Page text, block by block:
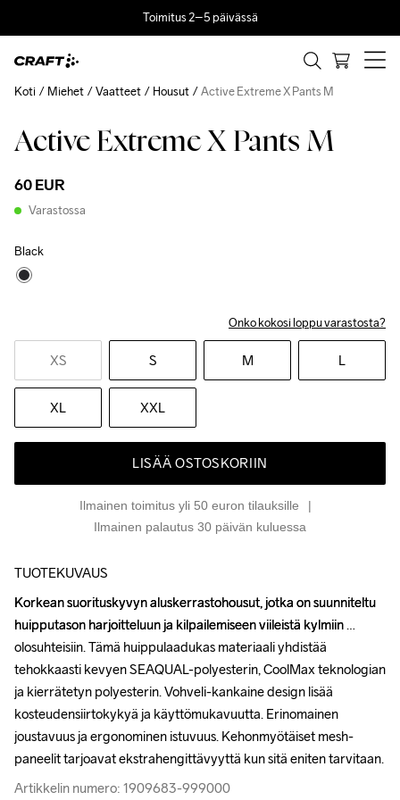
Toimitus 2–5 päivässä
Active Extreme X Pants M
60 EUR
Varastossa
Black
Onko kokosi loppu varastosta?
XS S M L
XL XXL
LISÄÄ OSTOSKORIIN
Ilmainen toimitus yli 50 euron tilauksille
Ilmainen palautus 30 päivän kuluessa
Koti Miehet Vaatteet Housut Active Extreme X Pants M
Recycled
TUOTEKUVAUS
Korkean suorituskyvyn aluskerrastohousut, jotka on suunniteltu
huipputason harjoitteluun ja kilpailemiseen viileistä kylmiin
olosuhteisiin. Tämä huippulaadukas materiaali yhdistää
tehokkaasti kevyen SEAQUAL-polyesterin, CoolMax teknologian
ja kierrätetyn polyesterin. Vohveli-kankaine design lisää
kosteudensiirtokykyä ja käyttömukavuutta. Erinomainen
joustavuus ja ergonominen istuvuus. Kehonmyötäiset mesh-
paneelit tarjoavat ekstrahengittävyyttä kun sitä eniten tarvitaan.
Artikkelin numero: 1909683-999000
Korkean suorituskyvyn aluskerrastohousut, jotka on suunniteltu
huipputason harjoitteluun ja kilpailemiseen viileistä kylmiin
olosuhteisiin. Tämä huippulaadukas materiaali yhdistää
tehokkaasti kevyen SEAQUAL-polyesterin, CoolMax teknologian
ja kierrätetyn polyesterin. Vohveli-kankaine design lisää
kosteudensiirtokykyä ja käyttömukavuutta. Erinomainen
joustavuus ja ergonominen istuvuus. Kehonmyötäiset mesh-
paneelit tarjoavat ekstrahengittävyyttä kun sitä eniten tarvitaan.
Artikkelin numero: 1909683-999000